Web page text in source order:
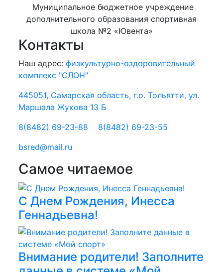
Муниципальное бюджетное учреждение
дополнительного образования спортивная
школа №2 «Ювента»
Контакты
Наш адрес:физкультурно-оздоровительный
комплекс "СЛОН"
445051, Самарская область, г.о. Тольятти, ул.
Маршала Жукова 13 Б
8(8482) 69-23-88
8(8482) 69-23-55
bsred@mail.ru
Самое читаемое
С Днем Рождения, Инесса
Геннадьевна!
Внимание родители! Заполните